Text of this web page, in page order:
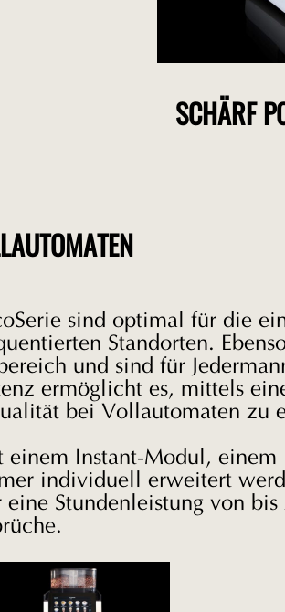
SCHÄRF
sind optimal für die
Standorten.
und sind für
ermöglicht es, mittels
bei Vollautomaten zu
Instant-Modul, einem
individuell erweitert
Stundenleistung von